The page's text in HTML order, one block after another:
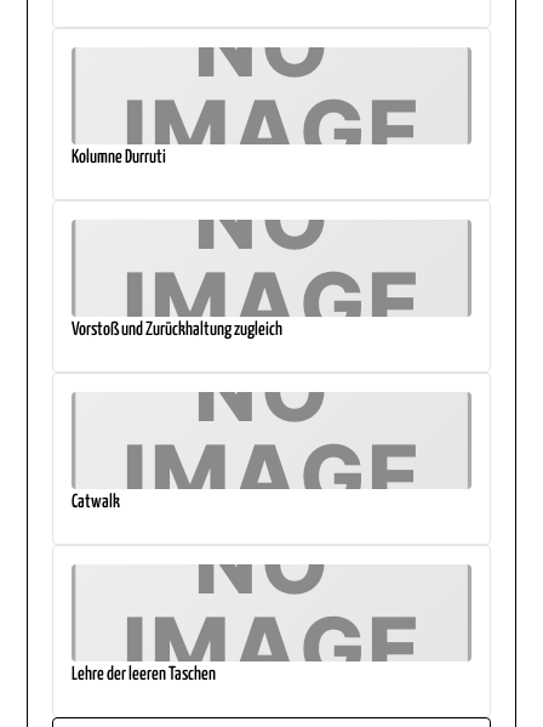
Kolumne Durruti
Vorstoß und Zurückhaltung zugleich
Catwalk
Lehre der leeren Taschen